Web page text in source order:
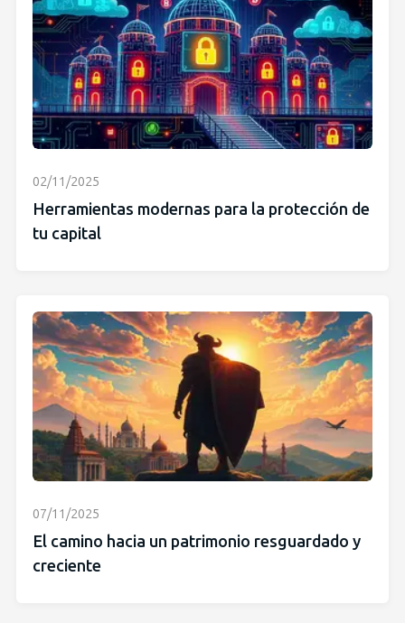
02/11/2025
Herramientas modernas para la protección de
tu capital
07/11/2025
El camino hacia un patrimonio resguardado y
creciente